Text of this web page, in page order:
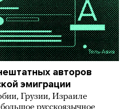
авторов
эмиграции
Грузии, Израиле